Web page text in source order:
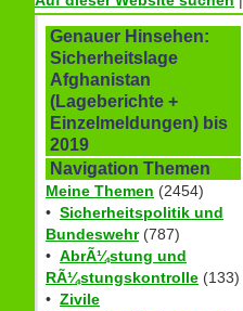
Genauer Hinsehen:
Sicherheitslage
Afghanistan
(Lageberichte +
Einzelmeldungen) bis
2019
Navigation Themen
Meine Themen (2454)
• Sicherheitspolitik und
Bundeswehr(787)
• AbrÃ¼stung und
RÃ¼stungskontrolle (133)
• Zivile